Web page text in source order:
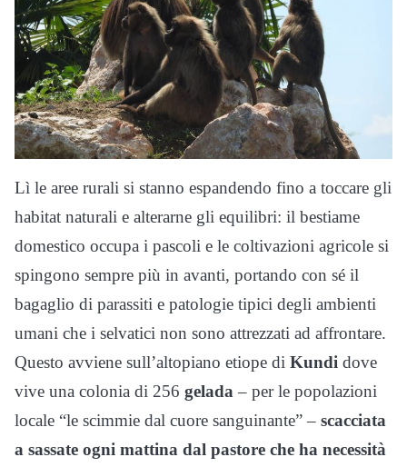
Lì le aree rurali si stanno espandendo fino a toccare gli
habitat naturali e alterarne gli equilibri: il bestiame
domestico occupa i pascoli e le coltivazioni agricole si
spingono sempre più in avanti, portando con sé il
bagaglio di parassiti e patologie tipici degli ambienti
umani che i selvatici non sono attrezzati ad affrontare.
Questo avviene sull’altopiano etiope di Kundi dove
vive una colonia di 256 gelada – per le popolazioni
locale “le scimmie dal cuore sanguinante” – scacciata
a sassate ogni mattina dal pastore che ha necessità